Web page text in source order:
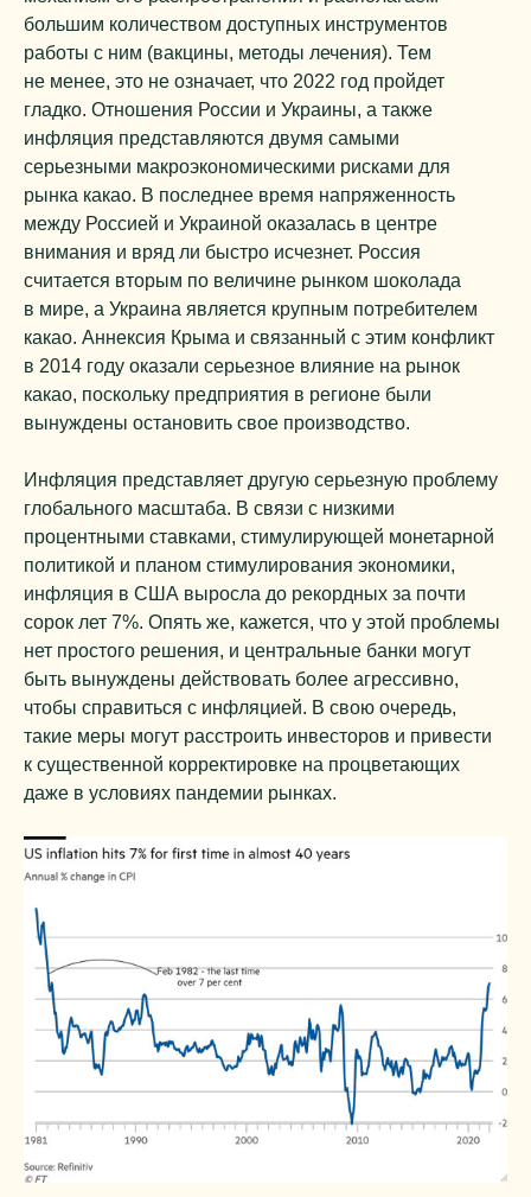
большим количеством доступных инструментов
работы с ним (вакцины, методы лечения). Тем
не менее, это не означает, что 2022 год пройдет
гладко. Отношения России и Украины, а также
инфляция представляются двумя самыми
серьезными макроэкономическими рисками для
рынка какао. В последнее время напряженность
между Россией и Украиной оказалась в центре
внимания и вряд ли быстро исчезнет. Россия
считается вторым по величине рынком шоколада
в мире, а Украина является крупным потребителем
какао. Аннексия Крыма и связанный с этим конфликт
в 2014 году оказали серьезное влияние на рынок
какао, поскольку предприятия в регионе были
вынуждены остановить свое производство.
Инфляция представляет другую серьезную проблему
глобального масштаба. В связи с низкими
процентными ставками, стимулирующей монетарной
политикой и планом стимулирования экономики,
инфляция в США выросла до рекордных за почти
сорок лет 7%. Опять же, кажется, что у этой проблемы
нет простого решения, и центральные банки могут
быть вынуждены действовать более агрессивно,
чтобы справиться с инфляцией. В свою очередь,
такие меры могут расстроить инвесторов и привести
к существенной корректировке на процветающих
даже в условиях пандемии рынках.